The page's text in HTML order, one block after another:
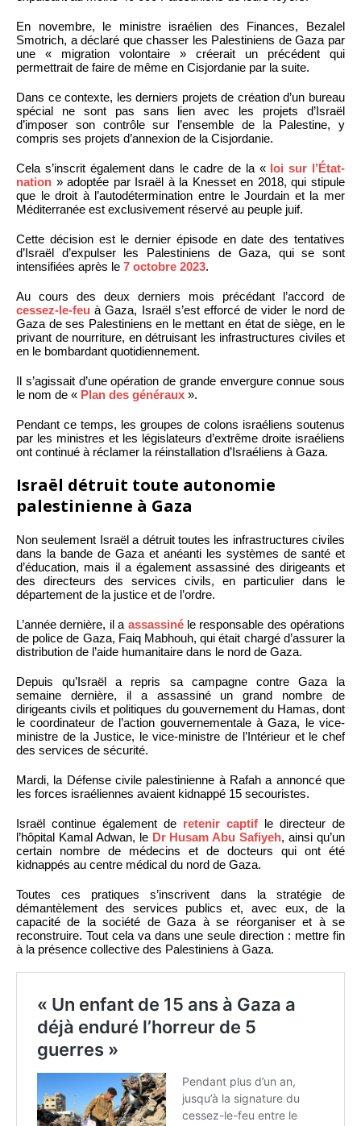
En novembre, le ministre israélien des Finances, Bezalel
Smotrich, a déclaré que chasser les Palestiniens de Gaza par
une « migration volontaire » créerait un précédent qui
permettrait de faire de même en Cisjordanie par la suite.
Dans ce contexte, les derniers projets de création d’un bureau
spécial ne sont pas sans lien avec les projets d’Israël
d’imposer son contrôle sur l’ensemble de la Palestine, y
compris ses projets d’annexion de la Cisjordanie.
Cela s’inscrit également dans le cadre de la « loi sur l’État-
nation » adoptée par Israël à la Knesset en 2018, qui stipule
que le droit à l’autodétermination entre le Jourdain et la mer
Méditerranée est exclusivement réservé au peuple juif.
Cette décision est le dernier épisode en date des tentatives
d’Israël d’expulser les Palestiniens de Gaza, qui se sont
intensifiées après le 7 octobre 2023.
Au cours des deux derniers mois précédant l’accord de
cessez-le-feu à Gaza, Israël s’est efforcé de vider le nord de
Gaza de ses Palestiniens en le mettant en état de siège, en le
privant de nourriture, en détruisant les infrastructures civiles et
en le bombardant quotidiennement.
Il s’agissait d’une opération de grande envergure connue sous
le nom de « Plan des généraux ».
Pendant ce temps, les groupes de colons israéliens soutenus
par les ministres et les législateurs d’extrême droite israéliens
ont continué à réclamer la réinstallation d’Israéliens à Gaza.
Israël détruit toute autonomie
palestinienne à Gaza
Non seulement Israël a détruit toutes les infrastructures civiles
dans la bande de Gaza et anéanti les systèmes de santé et
d’éducation, mais il a également assassiné des dirigeants et
des directeurs des services civils, en particulier dans le
département de la justice et de l’ordre.
L’année dernière, il a assassinéle responsable des opérations
de police de Gaza, Faiq Mabhouh, qui était chargé d’assurer la
distribution de l’aide humanitaire dans le nord de Gaza.
Depuis qu’Israël a repris sa campagne contre Gaza la
semaine dernière, il a assassiné un grand nombre de
dirigeants civils et politiques du gouvernement du Hamas, dont
le coordinateur de l’action gouvernementale à Gaza, le vice-
ministre de la Justice, le vice-ministre de l’Intérieur et le chef
des services de sécurité.
Mardi, la Défense civile palestinienne à Rafah a annoncé que
les forces israéliennes avaient kidnappé 15 secouristes.
Israël continue également de retenir captif le directeur de
l’hôpital Kamal Adwan, le Dr Husam Abu Safiyeh, ainsi qu’un
certain nombre de médecins et de docteurs qui ont été
kidnappés au centre médical du nord de Gaza.
Toutes ces pratiques s’inscrivent dans la stratégie de
démantèlement des services publics et, avec eux, de la
capacité de la société de Gaza à se réorganiser et à se
reconstruire. Tout cela va dans une seule direction : mettre fin
à la présence collective des Palestiniens à Gaza.